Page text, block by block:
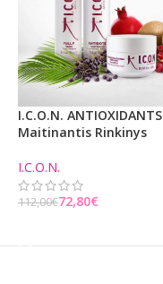
I.C.O.N. ANTIOXIDANTS
Maitinantis Rinkinys
I.C.O.N.
112,00€72,80€